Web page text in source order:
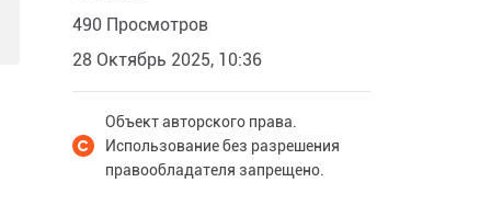
490 Просмотров
28 Октябрь 2025, 10:36
Объект авторского права.
Использование без разрешения
правообладателя запрещено.